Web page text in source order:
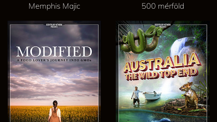
Memphis Majic 500 mérföld